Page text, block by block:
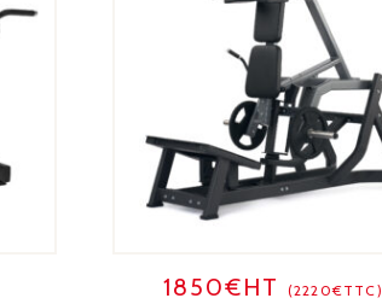
1850€HT (2220€TTC)